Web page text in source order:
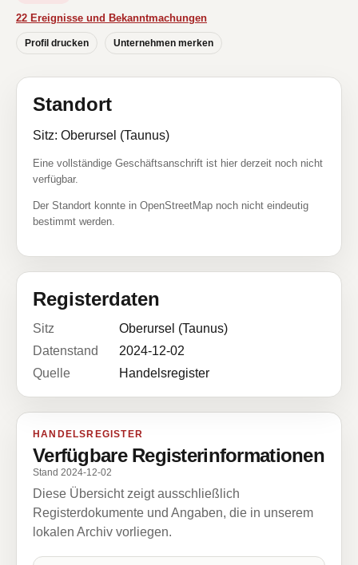
22 Ereignisse und Bekanntmachungen
Profil drucken Unternehmen merken
Standort
Sitz: Oberursel (Taunus)
Eine vollständige Geschäftsanschrift ist hier derzeit noch nicht
verfügbar.
Der Standort konnte in OpenStreetMap noch nicht eindeutig
bestimmt werden.
Registerdaten
Sitz
Oberursel (Taunus)
Datenstand
2024-12-02
Quelle
Handelsregister
HANDELSREGISTER
Verfügbare Registerinformationen
Stand 2024-12-02
Diese Übersicht zeigt ausschließlich
Registerdokumente und Angaben, die in unserem
lokalen Archiv vorliegen.